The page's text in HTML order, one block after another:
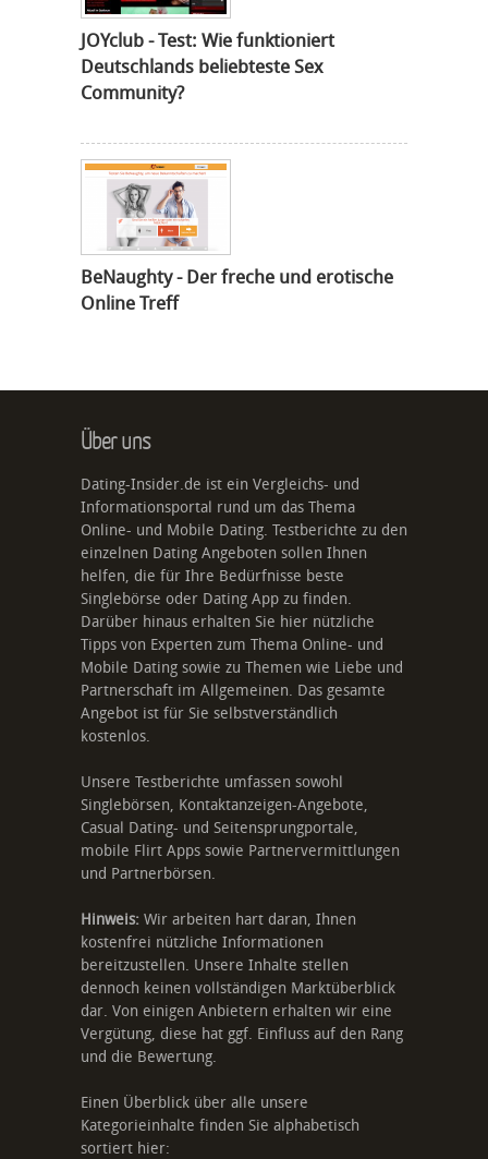
JOYclub - Test: Wie funktioniert
Deutschlands beliebteste Sex
Community?
BeNaughty - Der freche und erotische
Online Treff
Über uns
Dating-Insider.de ist ein Vergleichs- und
Informationsportal rund um das Thema
Online- und Mobile Dating. Testberichte zu den
einzelnen Dating Angeboten sollen Ihnen
helfen, die für Ihre Bedürfnisse beste
Singlebörse oder Dating App zu finden.
Darüber hinaus erhalten Sie hier nützliche
Tipps von Experten zum Thema Online- und
Mobile Dating sowie zu Themen wie Liebe und
Partnerschaft im Allgemeinen. Das gesamte
Angebot ist für Sie selbstverständlich
kostenlos.
Unsere Testberichte umfassen sowohl
Singlebörsen, Kontaktanzeigen-Angebote,
Casual Dating- und Seitensprungportale,
mobile Flirt Apps sowie Partnervermittlungen
und Partnerbörsen.
Hinweis: Wir arbeiten hart daran, Ihnen
kostenfrei nützliche Informationen
bereitzustellen. Unsere Inhalte stellen
dennoch keinen vollständigen Marktüberblick
dar. Von einigen Anbietern erhalten wir eine
Vergütung, diese hat ggf. Einfluss auf den Rang
und die Bewertung.
Einen Überblick über alle unsere
Kategorieinhalte finden Sie alphabetisch
sortiert hier: